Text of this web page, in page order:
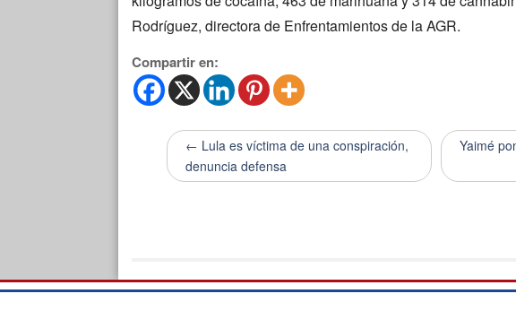
Rodríguez, directora de Enfrentamientos de la AGR.
Compartir en:
← Lula es víctima de una conspiración,
denuncia defensa
Yaimé